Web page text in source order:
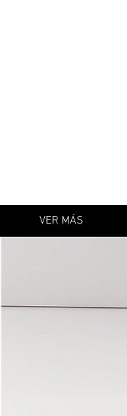
VER MÁS